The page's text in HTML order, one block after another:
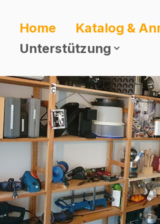
Home Katalog &
Unterstützung